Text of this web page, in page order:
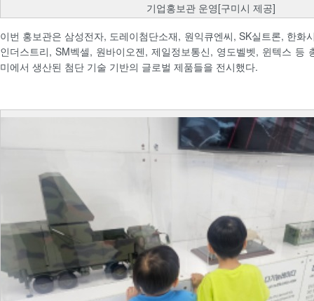
기업홍보관 운영[구미시 제공]
이번 홍보관은 삼성전자, 도레이첨단소재, 원익큐엔씨, SK실트론, 한화
인더스트리, SM벡셀, 원바이오젠, 제일정보통신, 영도벨벳, 윈텍스 등
미에서 생산된 첨단 기술 기반의 글로벌 제품들을 전시했다.